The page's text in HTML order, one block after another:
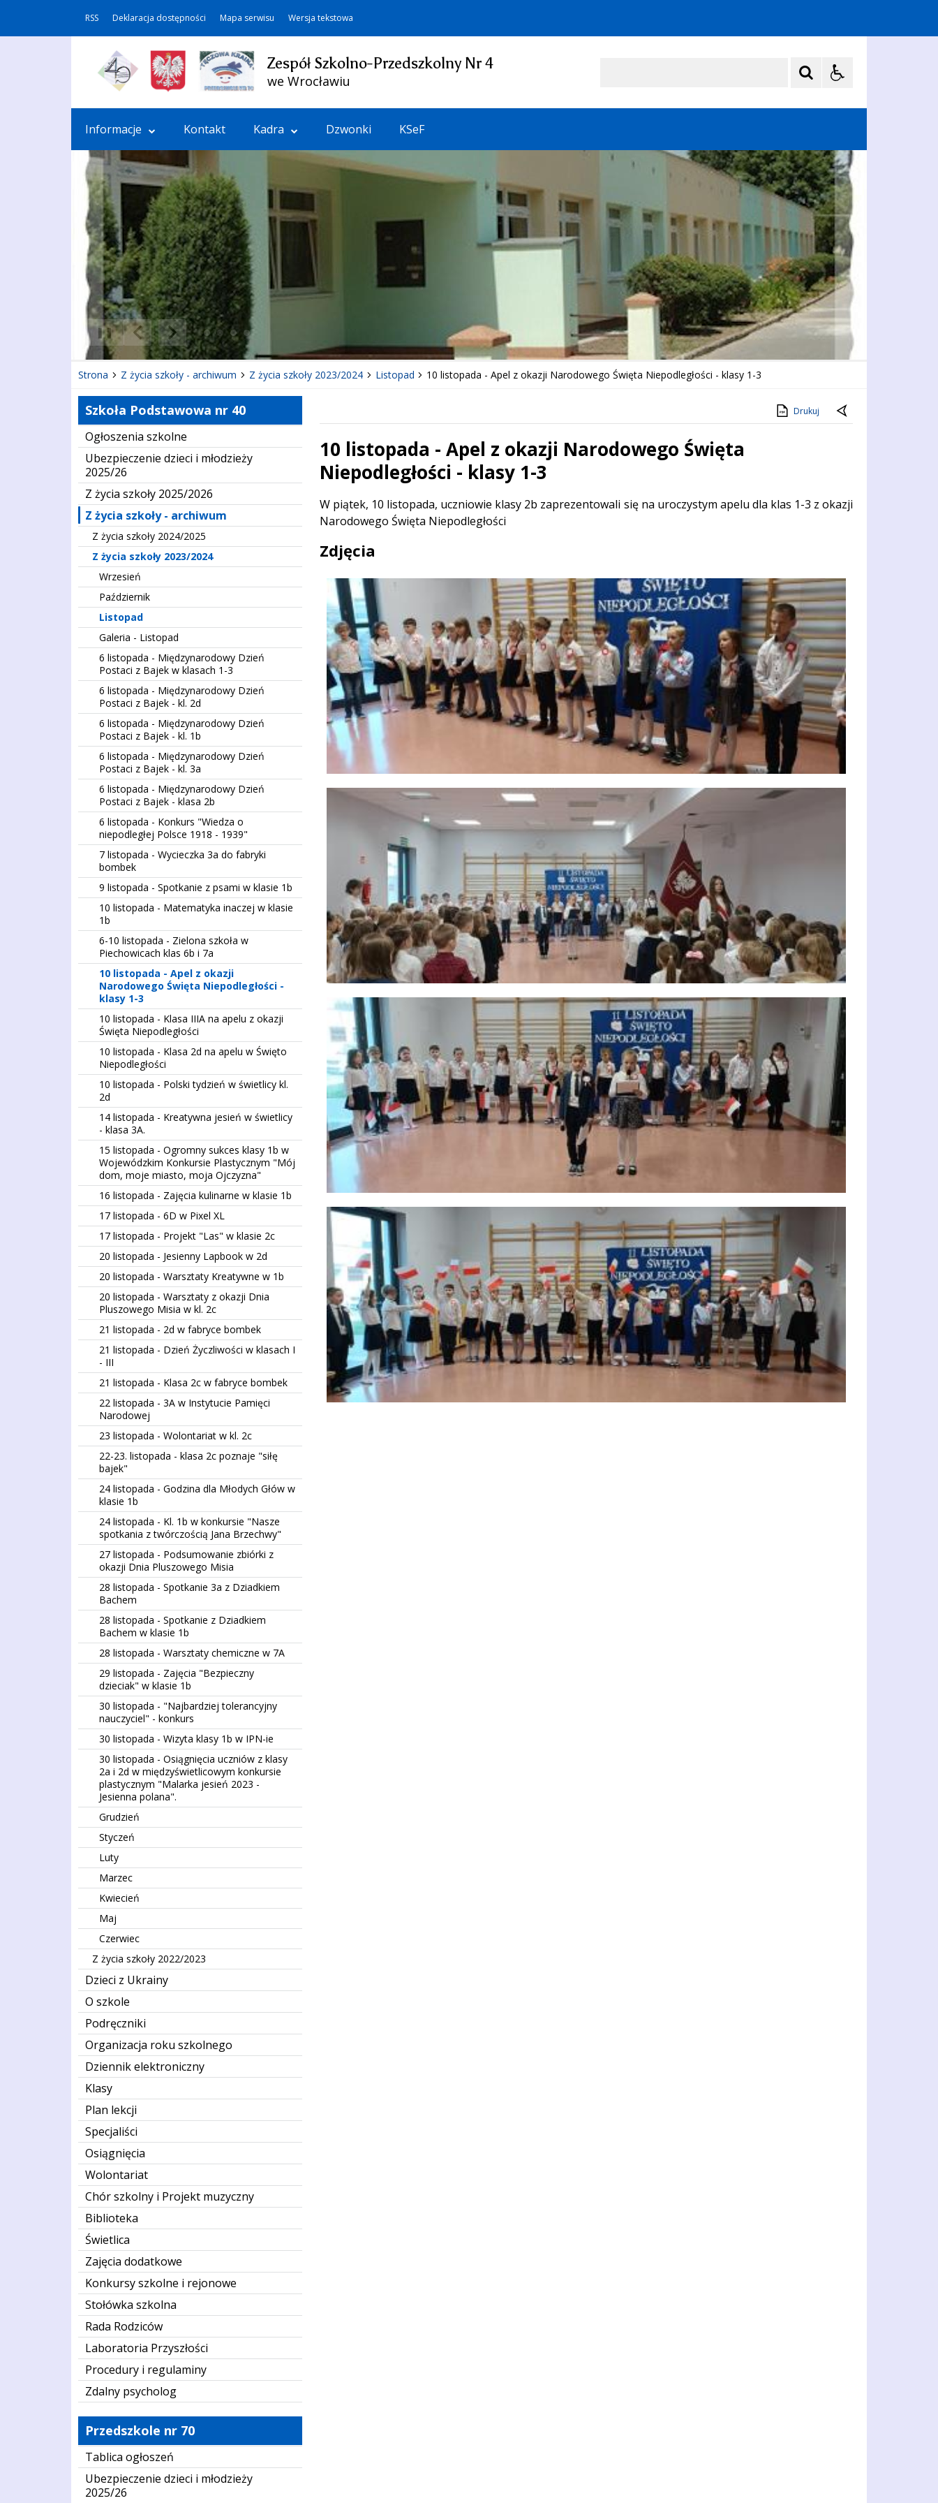
RSS Deklaracja dostępności Mapa serwisu Wersja tekstowa
Zespół Szkolno-Przedszkolny Nr 4
we Wrocławiu
Informacje Kontakt Kadra Dzwonki KSeF
Poprzedni Element
Następny Element
❚❚
Strona Z życia szkoły - archiwum Z życia szkoły 2023/2024 Listopad 10 listopada - Apel z okazji Narodowego Święta Niepodległości - klasy 1-3
Szkoła Podstawowa nr 40
Ogłoszenia szkolne
Ubezpieczenie dzieci i młodzieży
2025/26
Z życia szkoły 2025/2026
Z życia szkoły - archiwum
Z życia szkoły 2024/2025
Z życia szkoły 2023/2024
Wrzesień
Październik
Listopad
Galeria - Listopad
6 listopada - Międzynarodowy Dzień
Postaci z Bajek w klasach 1-3
6 listopada - Międzynarodowy Dzień
Postaci z Bajek - kl. 2d
6 listopada - Międzynarodowy Dzień
Postaci z Bajek - kl. 1b
6 listopada - Międzynarodowy Dzień
Postaci z Bajek - kl. 3a
6 listopada - Międzynarodowy Dzień
Postaci z Bajek - klasa 2b
6 listopada - Konkurs "Wiedza o
niepodległej Polsce 1918 - 1939"
7 listopada - Wycieczka 3a do fabryki
bombek
9 listopada - Spotkanie z psami w klasie 1b
10 listopada - Matematyka inaczej w klasie
1b
6-10 listopada - Zielona szkoła w
Piechowicach klas 6b i 7a
10 listopada - Apel z okazji
Narodowego Święta Niepodległości -
klasy 1-3
10 listopada - Klasa IIIA na apelu z okazji
Święta Niepodległości
10 listopada - Klasa 2d na apelu w Święto
Niepodległości
10 listopada - Polski tydzień w świetlicy kl.
2d
14 listopada - Kreatywna jesień w świetlicy
- klasa 3A.
15 listopada - Ogromny sukces klasy 1b w
Wojewódzkim Konkursie Plastycznym "Mój
dom, moje miasto, moja Ojczyzna"
16 listopada - Zajęcia kulinarne w klasie 1b
17 listopada - 6D w Pixel XL
17 listopada - Projekt "Las" w klasie 2c
20 listopada - Jesienny Lapbook w 2d
20 listopada - Warsztaty Kreatywne w 1b
20 listopada - Warsztaty z okazji Dnia
Pluszowego Misia w kl. 2c
21 listopada - 2d w fabryce bombek
21 listopada - Dzień Życzliwości w klasach I
- III
21 listopada - Klasa 2c w fabryce bombek
22 listopada - 3A w Instytucie Pamięci
Narodowej
23 listopada - Wolontariat w kl. 2c
22-23. listopada - klasa 2c poznaje "siłę
bajek"
24 listopada - Godzina dla Młodych Głów w
klasie 1b
24 listopada - Kl. 1b w konkursie "Nasze
spotkania z twórczością Jana Brzechwy"
27 listopada - Podsumowanie zbiórki z
okazji Dnia Pluszowego Misia
28 listopada - Spotkanie 3a z Dziadkiem
Bachem
28 listopada - Spotkanie z Dziadkiem
Bachem w klasie 1b
28 listopada - Warsztaty chemiczne w 7A
29 listopada - Zajęcia "Bezpieczny
dzieciak" w klasie 1b
30 listopada - "Najbardziej tolerancyjny
nauczyciel" - konkurs
30 listopada - Wizyta klasy 1b w IPN-ie
30 listopada - Osiągnięcia uczniów z klasy
2a i 2d w międzyświetlicowym konkursie
plastycznym "Malarka jesień 2023 -
Jesienna polana".
Grudzień
Styczeń
Luty
Marzec
Kwiecień
Maj
Czerwiec
Z życia szkoły 2022/2023
Dzieci z Ukrainy
O szkole
Podręczniki
Organizacja roku szkolnego
Dziennik elektroniczny
Klasy
Plan lekcji
Specjaliści
Osiągnięcia
Wolontariat
Chór szkolny i Projekt muzyczny
Biblioteka
Świetlica
Zajęcia dodatkowe
Konkursy szkolne i rejonowe
Stołówka szkolna
Rada Rodziców
Laboratoria Przyszłości
Procedury i regulaminy
Zdalny psycholog
Przedszkole nr 70
Tablica ogłoszeń
Ubezpieczenie dzieci i młodzieży
2025/26
Drukuj
10 listopada - Apel z okazji Narodowego Święta
Niepodległości - klasy 1-3
Treść
W piątek, 10 listopada, uczniowie klasy 2b zaprezentowali się na uroczystym apelu dla klas 1-3 z okazji
Narodowego Święta Niepodległości
Zdjęcia